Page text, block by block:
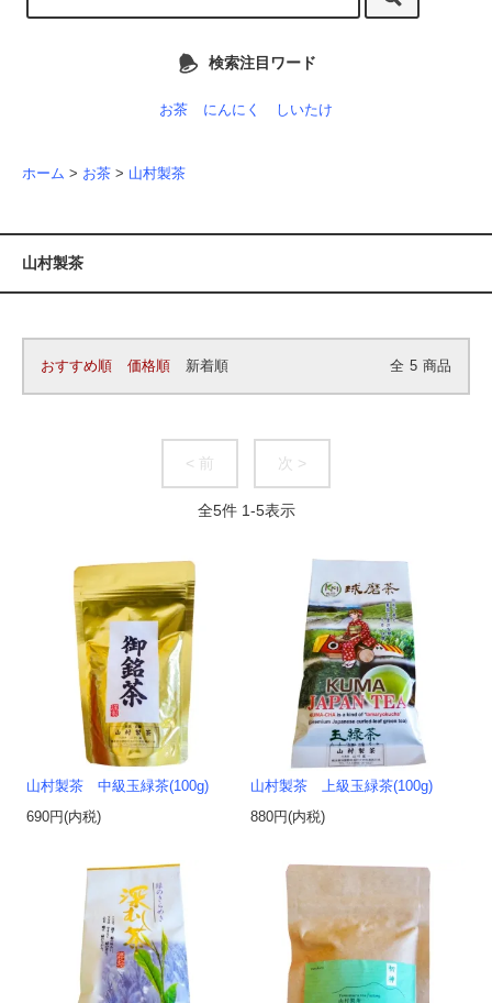
検索注目ワード
お茶 にんにく しいたけ
ホーム > お茶 > 山村製茶
山村製茶
おすすめ順 価格順 新着順 全 5 商品
< 前 次 >
全5件 1-5表示
山村製茶 中級玉緑茶(100g)
690円(内税)
山村製茶 上級玉緑茶(100g)
880円(内税)